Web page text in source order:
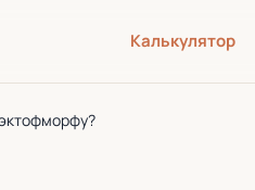
Калькулятор